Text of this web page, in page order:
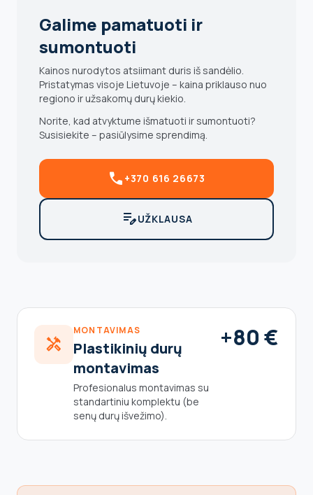
Galime pamatuoti ir
sumontuoti
Kainos nurodytos atsiimant duris iš sandėlio.
Pristatymas visoje Lietuvoje – kaina priklauso nuo
regiono ir užsakomų durų kiekio.
Norite, kad atvyktume išmatuoti ir sumontuoti?
Susisiekite – pasiūlysime sprendimą.
call +370 616 26673
edit_noteUŽKLAUSA
handyman
MONTAVIMAS
Plastikinių durų
montavimas
Profesionalus montavimas su
standartiniu komplektu (be
senų durų išvežimo).
+80 €